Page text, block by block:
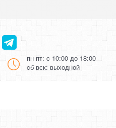
пн-пт: c 10:00 до 18:00
cб-вск: выходной